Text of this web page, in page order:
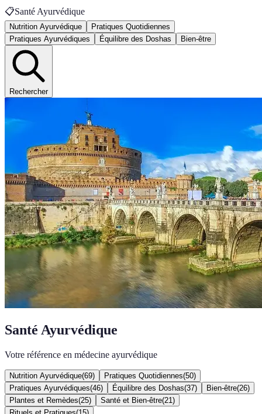
📋Santé Ayurvédique
Nutrition Ayurvédique
Pratiques Quotidiennes
Pratiques Ayurvédiques
Équilibre des Doshas Bien-être
Rechercher
Santé Ayurvédique
Votre référence en médecine ayurvédique
Nutrition Ayurvédique(69) Pratiques Quotidiennes(50)
Pratiques Ayurvédiques(46) Équilibre des Doshas(37) Bien-être(26)
Plantes et Remèdes(25) Santé et Bien-être(21 )